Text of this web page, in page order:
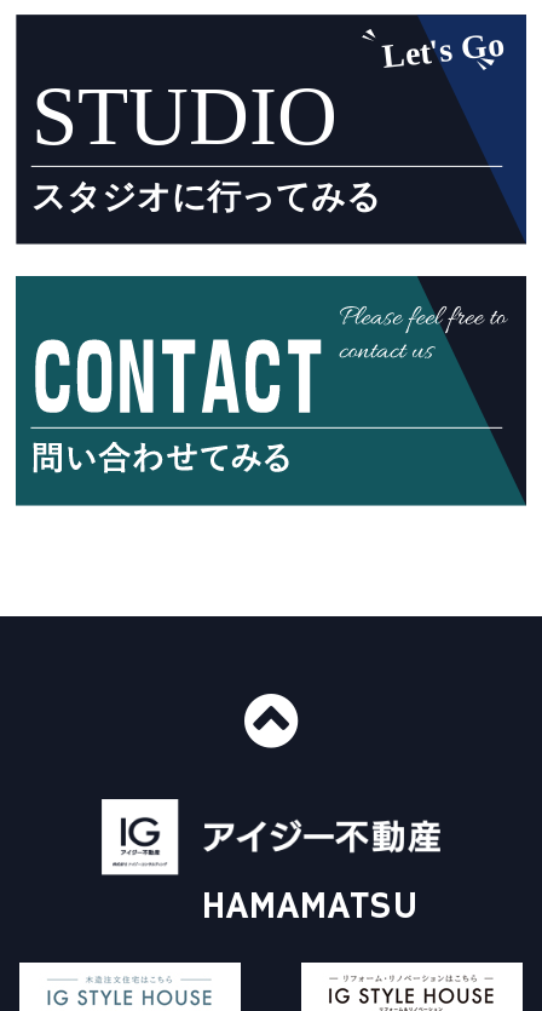
■免許番号
建設業許可 国土交通大臣許可（般-4）第20412号
宅地建物取引業 国土交通大臣（3）第8168号
アイジー不動産について 施工事例 Instagram
HAMAMATSU